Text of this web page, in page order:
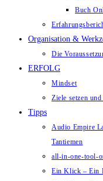
Buch
Organisation &
Die
ERFOLG
Mindset
Ziele setzen
Tipps
Audio Empire
Tantiemen
all-in-one-tool-
Ein Klick – Ein